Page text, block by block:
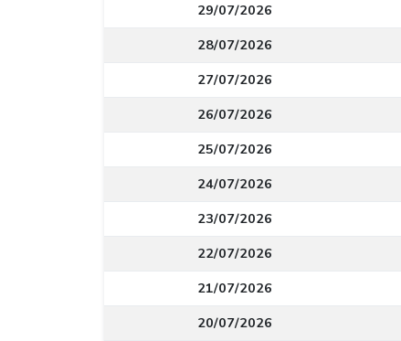
29/07/2026
28/07/2026
27/07/2026
26/07/2026
25/07/2026
24/07/2026
23/07/2026
22/07/2026
21/07/2026
20/07/2026